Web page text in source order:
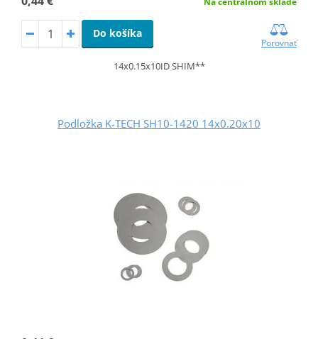
Do košíka
Porovnať
14x0.15x10ID SHIM**
Podložka K-TECH SH10-1420 14x0.20x10